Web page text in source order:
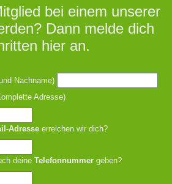
bei einem unserer
Dann melde dich
hier an.
Nachname)
Adresse)
Adresse erreichen wir dich?
deine Telefonnummer geben?